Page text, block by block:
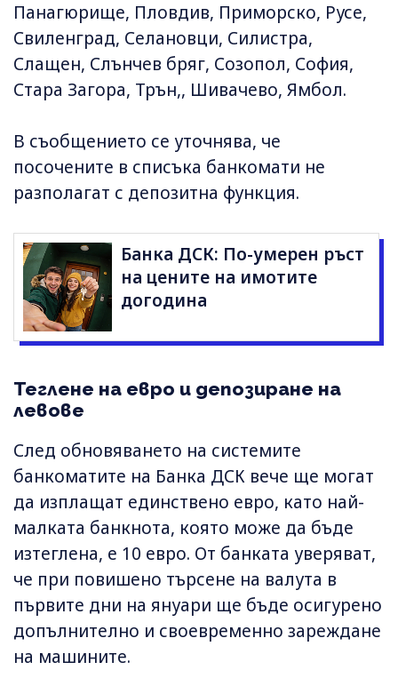
Панагюрище, Пловдив, Приморско, Русе,
Свиленград, Селановци, Силистра,
Слащен, Слънчев бряг, Созопол, София,
Стара Загора, Трън,, Шивачево, Ямбол.
В съобщението се уточнява, че
посочените в списъка банкомати не
разполагат с депозитна функция.
Банка ДСК: По-умерен ръст
на цените на имотите
догодина
Теглене на евро и депозиране на
левове
След обновяването на системите
банкоматите на Банка ДСК вече ще могат
да изплащат единствено евро, като най-
малката банкнота, която може да бъде
изтеглена, е 10 евро. От банката уверяват,
че при повишено търсене на валута в
първите дни на януари ще бъде осигурено
допълнително и своевременно зареждане
на машините.